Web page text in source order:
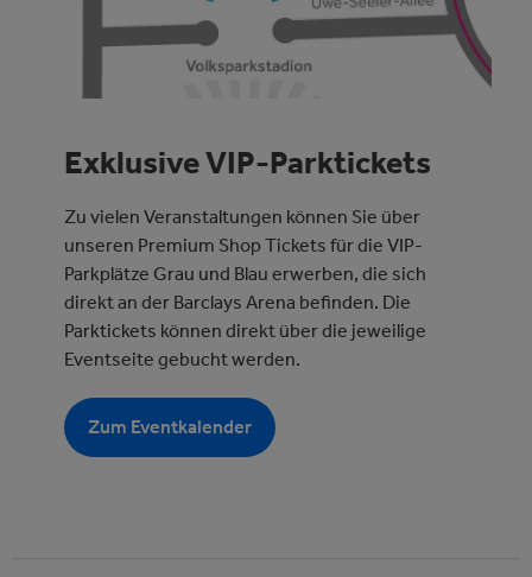
Exklusive VIP-Parktickets
Zu vielen Veranstaltungen können Sie über
unseren Premium Shop Tickets für die VIP-
Parkplätze Grau und Blau erwerben, die sich
direkt an der Barclays Arena befinden. Die
Parktickets können direkt über die jeweilige
Eventseite gebucht werden.
Zum Eventkalender